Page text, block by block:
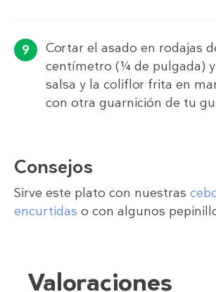
Cortar el asado en rodajas
centímetro (¼ de pulgada)
salsa y la coliflor frita en
con otra guarnición de tu
Consejos
Sirve este plato con nuestras
encurtidas o con algunos
Valoraciones